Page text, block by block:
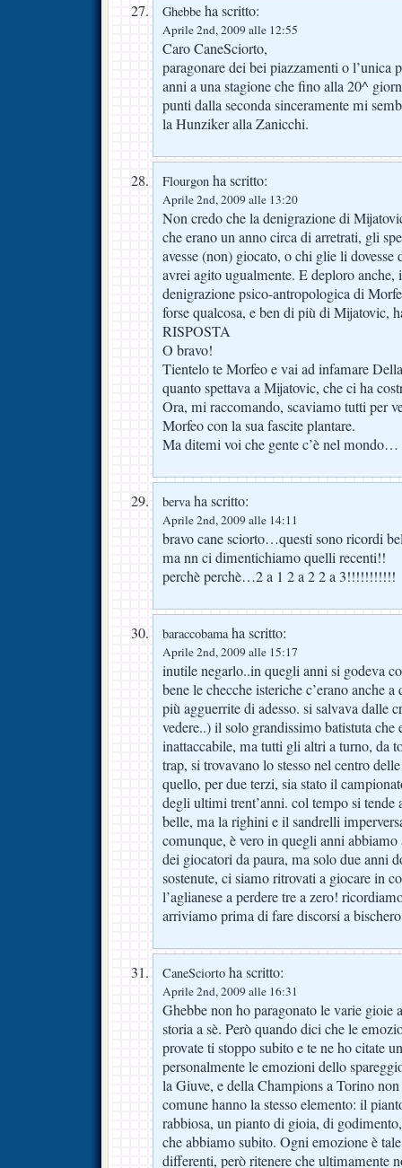
Ghebbe ha scritto:
Aprile 2nd, 2009 alle 12:55
Caro CaneSciorto,
paragonare dei bei piazzamenti o l’unica
anni a una stagione che fino alla 20^
punti dalla seconda sinceramente mi
la Hunziker alla Zanicchi.
Flourgon ha scritto:
Aprile 2nd, 2009 alle 13:20
Non credo che la denigrazione di
che erano un anno circa di arretrati, gli
avesse (non) giocato, o chi glie li
avrei agito ugualmente. E deploro anche,
denigrazione psico-antropologica di
forse qualcosa, e ben di più di Mijatovic,
RISPOSTA
O bravo!
Tientelo te Morfeo e vai ad infamare
quanto spettava a Mijatovic, che ci ha
Ora, mi raccomando, scaviamo tutti per
Morfeo con la sua fascite plantare.
Ma ditemi voi che gente c’è nel mondo…
bervaha scritto:
Aprile 2nd, 2009 alle 14:11
bravo cane sciorto…questi sono ricordi
ma nn ci dimentichiamo quelli recenti!!
perchè perchè…2 a 1 2 a 2 2 a 3!!!!!!!!!!!
baraccobamaha scritto:
Aprile 2nd, 2009 alle 15:17
inutile negarlo..in quegli anni si godeva
bene le checche isteriche c’erano anche
più agguerrite di adesso. si salvava dalle
vedere..) il solo grandissimo batistuta che
inattaccabile, ma tutti gli altri a turno, da
trap, si trovavano lo stesso nel centro
quello, per due terzi, sia stato il
degli ultimi trent’anni. col tempo si tende
belle, ma la righini e il sandrelli
comunque, è vero in quegli anni
dei giocatori da paura, ma solo due anni
sostenute, ci siamo ritrovati a giocare in
l’aglianese a perdere tre a zero!
arriviamo prima di fare discorsi a
CaneSciorto ha scritto:
Aprile 2nd, 2009 alle 16:31
Ghebbe non ho paragonato le varie gioie
storia a sè. Però quando dici che le
provate ti stoppo subito e te ne ho citate
personalmente le emozioni dello
la Giuve, e della Champions a Torino
comune hanno la stesso elemento: il
rabbiosa, un pianto di gioia, di
che abbiamo subito. Ogni emozione è
differenti, però ritenere che ultimamente